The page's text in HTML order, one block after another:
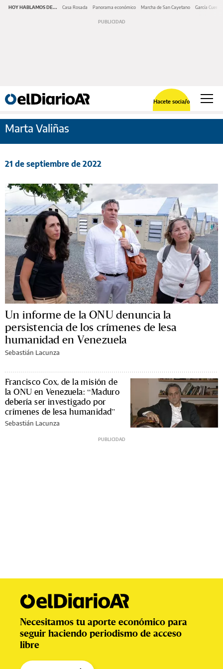
HOY HABLAMOS DE... Casa Rosada Panorama económico Marcha de San Cayetano García Cuerva
Hacete socia/o
Marta Valiñas
21 de septiembre de 2022
Un informe de la ONU denuncia la
persistencia de los crímenes de lesa
humanidad en Venezuela
Sebastián Lacunza
Francisco Cox, de la misión de
la ONU en Venezuela: “Maduro
debería ser investigado por
crímenes de lesa humanidad”
Sebastián Lacunza
Necesitamos tu aporte económico para
seguir haciendo periodismo de acceso
libre